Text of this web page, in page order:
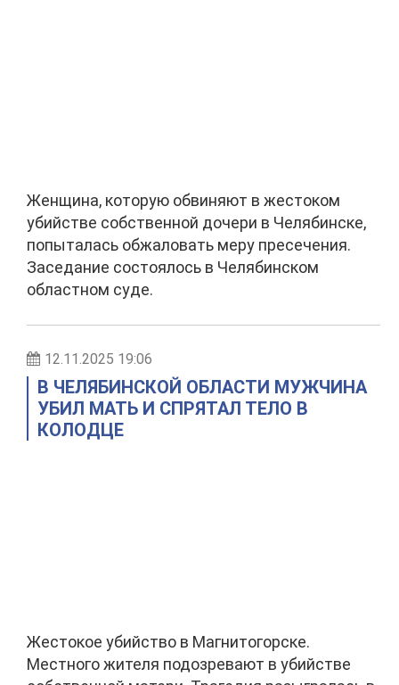
Женщина, которую обвиняют в жестоком
убийстве собственной дочери в Челябинске,
попыталась обжаловать меру пресечения.
Заседание состоялось в Челябинском
областном суде.
12.11.2025 19:06
В ЧЕЛЯБИНСКОЙ ОБЛАСТИ МУЖЧИНА
УБИЛ МАТЬ И СПРЯТАЛ ТЕЛО В
КОЛОДЦЕ
Жестокое убийство в Магнитогорске.
Местного жителя подозревают в убийстве